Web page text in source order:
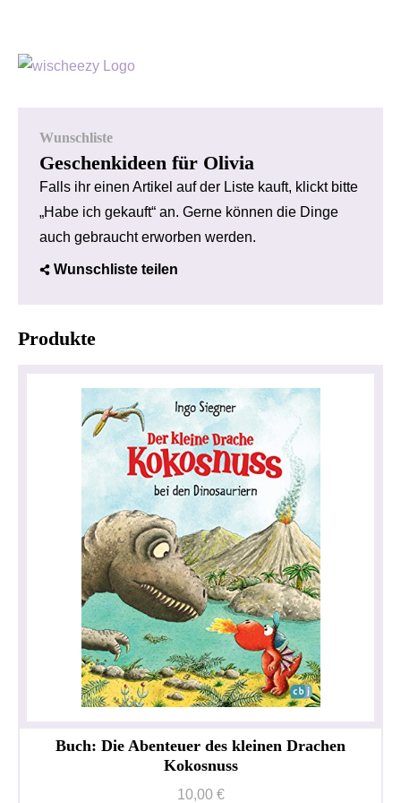
Wunschliste
Geschenkideen für Olivia
Falls ihr einen Artikel auf der Liste kauft, klickt bitte
„Habe ich gekauft“ an. Gerne können die Dinge
auch gebraucht erworben werden.
Wunschliste teilen
Produkte
Buch: Die Abenteuer des kleinen Drachen
Kokosnuss
10,00 €